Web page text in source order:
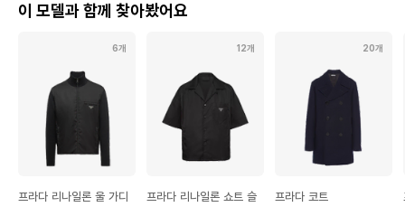
이 모델과 함께 찾아봤어요
6개
프라다 리나일론 울 가디
12개
프라다 리나일론 쇼트 슬
20개
프라다 코트